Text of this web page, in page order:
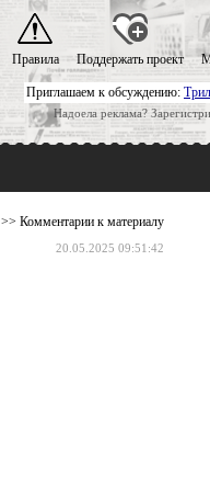
Приглашаем к обсуждению:
Надоела реклама?
Правила Поддержать проект
>> Комментарии к материалу
20.05.2025 09:51:42